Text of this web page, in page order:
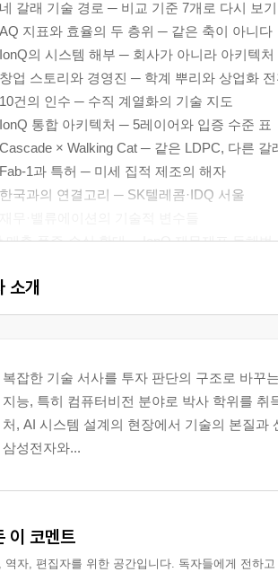
갈래 기술 경로 ─ 비교 기준 7개로 다시 보기
지표와 효율의 두 층위 ─ 같은 축이 아니다
의 시스템 해부 ─ 회사가 아니라 아키텍처
업 스토리와 경영진 ─ 학계 뿌리와 상업화
건의 인수 ─ 수직 계열화의 기술 지도
통합 아키텍처 ─ 5레이어와 입증 수준 표
× Walking Cat ─ 같은 LDPC, 다른 갈
1과 특허 ─ 미세 집적 제조의 해자
국과의 연결고리 ─ SK텔레콤·IDQ 서울
매출 폭증·손실 확대 ─ IonQ 재무제표 독해법
주식 희석 ─ 발행 주식 65% 증가의 의미
스크 모델 ─ 가능성 분포로서의 시나리오
Q-Day와 PQC 전환 시계 ─ 다변수 조건부 추
Bull / Bear 시나리오 ─ 단정 배수 대신 가능성
실전 트리거와 1차 출처 읽기
투자 판단 트리거 12개 ─ 분기마다 추적할 KPI
소개
복잡한 기술 서사를 투자 판단의 구조로 바꾸
지능, 특히 컴퓨터비전 분야로 박사 학위를
처, AI 시스템 설계의 현장에서 기술의 본질
삼성전자와...
이 코멘트
역자, 편집자를 위한 공간입니다. 독자들에게 전하